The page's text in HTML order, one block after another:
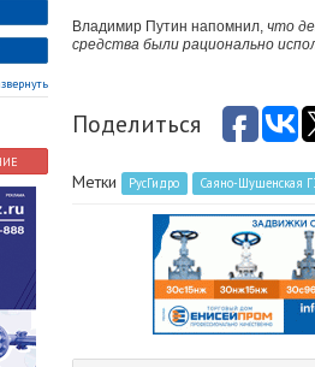
Владимир Путин напомнил, что
средства были рационально
Поделиться
Метки РусГидро Саяно-Шушенская